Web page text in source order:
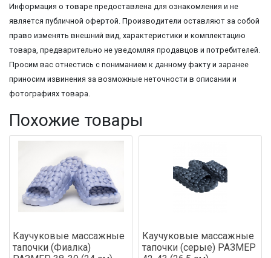
Информация о товаре предоставлена для ознакомления и не
является публичной офертой. Производители оставляют за собой
право изменять внешний вид, характеристики и комплектацию
товара, предварительно не уведомляя продавцов и потребителей.
Просим вас отнестись с пониманием к данному факту и заранее
приносим извинения за возможные неточности в описании и
фотографиях товара.
Похожие товары
Каучуковые массажные
тапочки (Фиалка)
Каучуковые массажные
тапочки (серые) РАЗМЕР